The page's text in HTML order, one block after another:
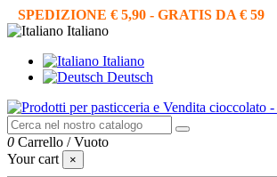
SPEDIZIONE € 5,90 - GRATIS DA € 59
Italiano
Italiano
Deutsch
0 Carrello /Vuoto
Your cart
×